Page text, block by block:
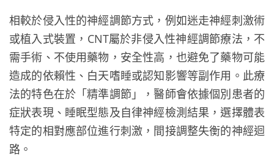
相較於侵入性的神經調節方式，例如迷走神經刺激術
或植入式裝置，CNT屬於非侵入性神經調節療法，不
需手術、不使用藥物，安全性高，也避免了藥物可能
造成的依賴性、白天嗜睡或認知影響等副作用。此療
法的特色在於「精準調節」，醫師會依據個別患者的
症狀表現、睡眠型態及自律神經檢測結果，選擇體表
特定的相對應部位進行刺激，間接調整失衡的神經迴
路。